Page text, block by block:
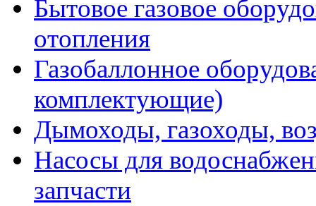
Бытовое газовое
отопления
Газобаллонное
комплектующие)
Дымоходы, газоходы,
Насосы для
запчасти